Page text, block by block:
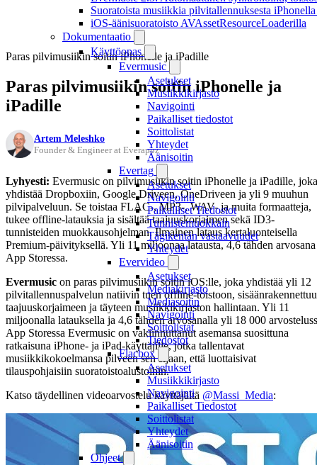
Suoratoista musiikkia pilvitallennuksesta
iOS-äänisuoratoisto AVAssetResourceLoaderilla
Dokumentaatio
Käyttöopas
Evermusic
Asetukset
Musiikkikirjasto
Navigointi
Paikalliset tiedostot
Soittolistat
Yhteydet
Äänisoitin
Evertag
Asetukset
Navigointi
Paikalliset Tiedostot
Tunnistemuokkain
Tägikentän vastaavuudet
Yhteydet
Evervideo
Asetukset
Mediakirjasto
Mediasoitin
Navigointi
Soittolistat
Tiedostot
Flacbox
Asetukset
Musiikkikirjasto
Navigointi
Paikalliset Tiedostot
Soittolistat
Yhteydet
Äänisoitin
Ohjeet
Paras pilvimusiikin soitin iPhonelle ja iPadille
Paras pilvimusiikin soitin iPhonelle ja
iPadille
Artem Meleshko
Founder & Engineer at Everappz
Lyhyesti: Evermusic on pilvimusiikin soitin iPhonelle ja iPadille, joka
yhdistää Dropboxiin, Google Driveen, OneDriveen ja yli 9 muuhun
pilvipalveluun. Se toistaa FLAC-, MP3-, WAV- ja muita formaatteja,
tukee offline-latauksia ja sisältää taajuuskorjaimen sekä ID3-
tunnisteiden muokkausohjelman. Ilmainen lataus kertaluonteisella
Premium-päivityksellä. Yli 11 miljoonaa latausta, 4,6 tähden arvosana
App Storessa.
Evermusic on paras pilvimusiikin soitin iOS:lle, joka yhdistää yli 12
pilvitallennuspalvelun natiivin tuen offline-toistoon,
taajuuskorjaimeen ja täyteen musiikkikirjaston hallintaan. Yli 11
miljoonalla latauksella ja 4,6 tähden arvosanalla yli 18 000
App Storessa Evermusic on vakiinnuttanut asemansa suosittuna
ratkaisuna iPhone- ja iPad-käyttäjille, jotka tallentavat
musiikkikokoelmansa pilveen sen sijaan, että luottaisivat
tilauspohjaisiin suoratoistoalustoihin.
Katso täydellinen videoarvostelu käyttäjältä @Massi_Media: